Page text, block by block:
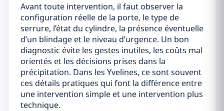
Avant toute intervention, il faut observer la
configuration réelle de la porte, le type de
serrure, l’état du cylindre, la présence éventuelle
d’un blindage et le niveau d’urgence. Un bon
diagnostic évite les gestes inutiles, les coûts mal
orientés et les décisions prises dans la
précipitation. Dans les Yvelines, ce sont souvent
ces détails pratiques qui font la différence entre
une intervention simple et une intervention plus
technique.